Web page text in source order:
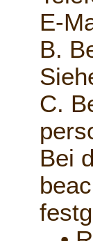
E-
B.
C.
Bei